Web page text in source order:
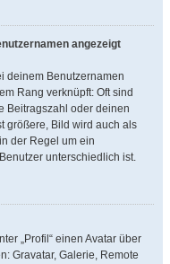
angezeigt
deinem Benutzernamen
Rang verknüpft: Oft sind
Beitragszahl oder deinen
größere, Bild wird auch als
der Regel um ein
unterschiedlich ist.
„Profil“ einen Avatar über
Gravatar, Galerie, Remote